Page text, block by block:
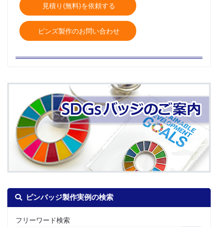
ピンバッジ製作実例の検索
フリーワード検索
見積り(無料)を依頼する
ピンズ製作のお問い合わせ